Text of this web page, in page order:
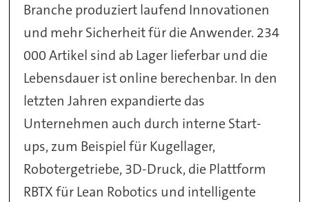
Branche produziert laufend Innovationen
und mehr Sicherheit für die Anwender. 234
000 Artikel sind ab Lager lieferbar und die
Lebensdauer ist online berechenbar. In den
letzten Jahren expandierte das
Unternehmen auch durch interne Start-
ups, zum Beispiel für Kugellager,
Robotergetriebe, 3D-Druck, die Plattform
RBTX für Lean Robotics und intelligente